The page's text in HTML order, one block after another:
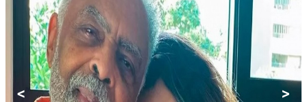
< >